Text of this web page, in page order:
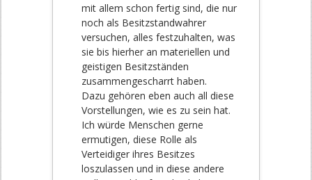
mit allem schon fertig sind, die nur
noch als Besitzstandwahrer
versuchen, alles festzuhalten, was
sie bis hierher an materiellen und
geistigen Besitzständen
zusammengescharrt haben.
Dazu gehören eben auch all diese
Vorstellungen, wie es zu sein hat.
Ich würde Menschen gerne
ermutigen, diese Rolle als
Verteidiger ihres Besitzes
loszulassen und in diese andere